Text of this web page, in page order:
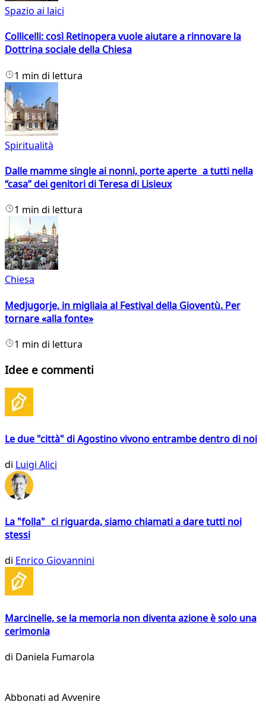
Spazio ai laici
Collicelli: così Retinopera vuole aiutare a rinnovare la
Dottrina sociale della Chiesa
1 min di lettura
Spiritualità
Dalle mamme single ai nonni, porte aperte a tutti nella
“casa” dei genitori di Teresa di Lisieux
1 min di lettura
Chiesa
Medjugorje, in migliaia al Festival della Gioventù. Per
tornare «alla fonte»
1 min di lettura
Idee e commenti
Le due "città" di Agostino vivono entrambe dentro di noi
di Luigi Alici
La "folla" ci riguarda, siamo chiamati a dare tutti noi
stessi
di Enrico Giovannini
Marcinelle, se la memoria non diventa azione è solo una
cerimonia
di Daniela Fumarola
Abbonati ad Avvenire